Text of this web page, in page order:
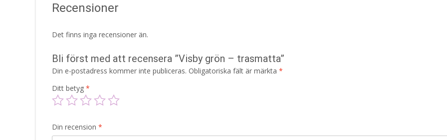
Recensioner
Det finns inga recensioner än.
Bli först med att recensera ”Visby grön – trasmatta”
Din e-postadress kommer inte publiceras. Obligatoriska fält är märkta *
Ditt betyg *
Din recension *